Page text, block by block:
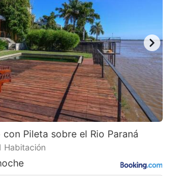
Pileta sobre el Rio Paraná
Habitación